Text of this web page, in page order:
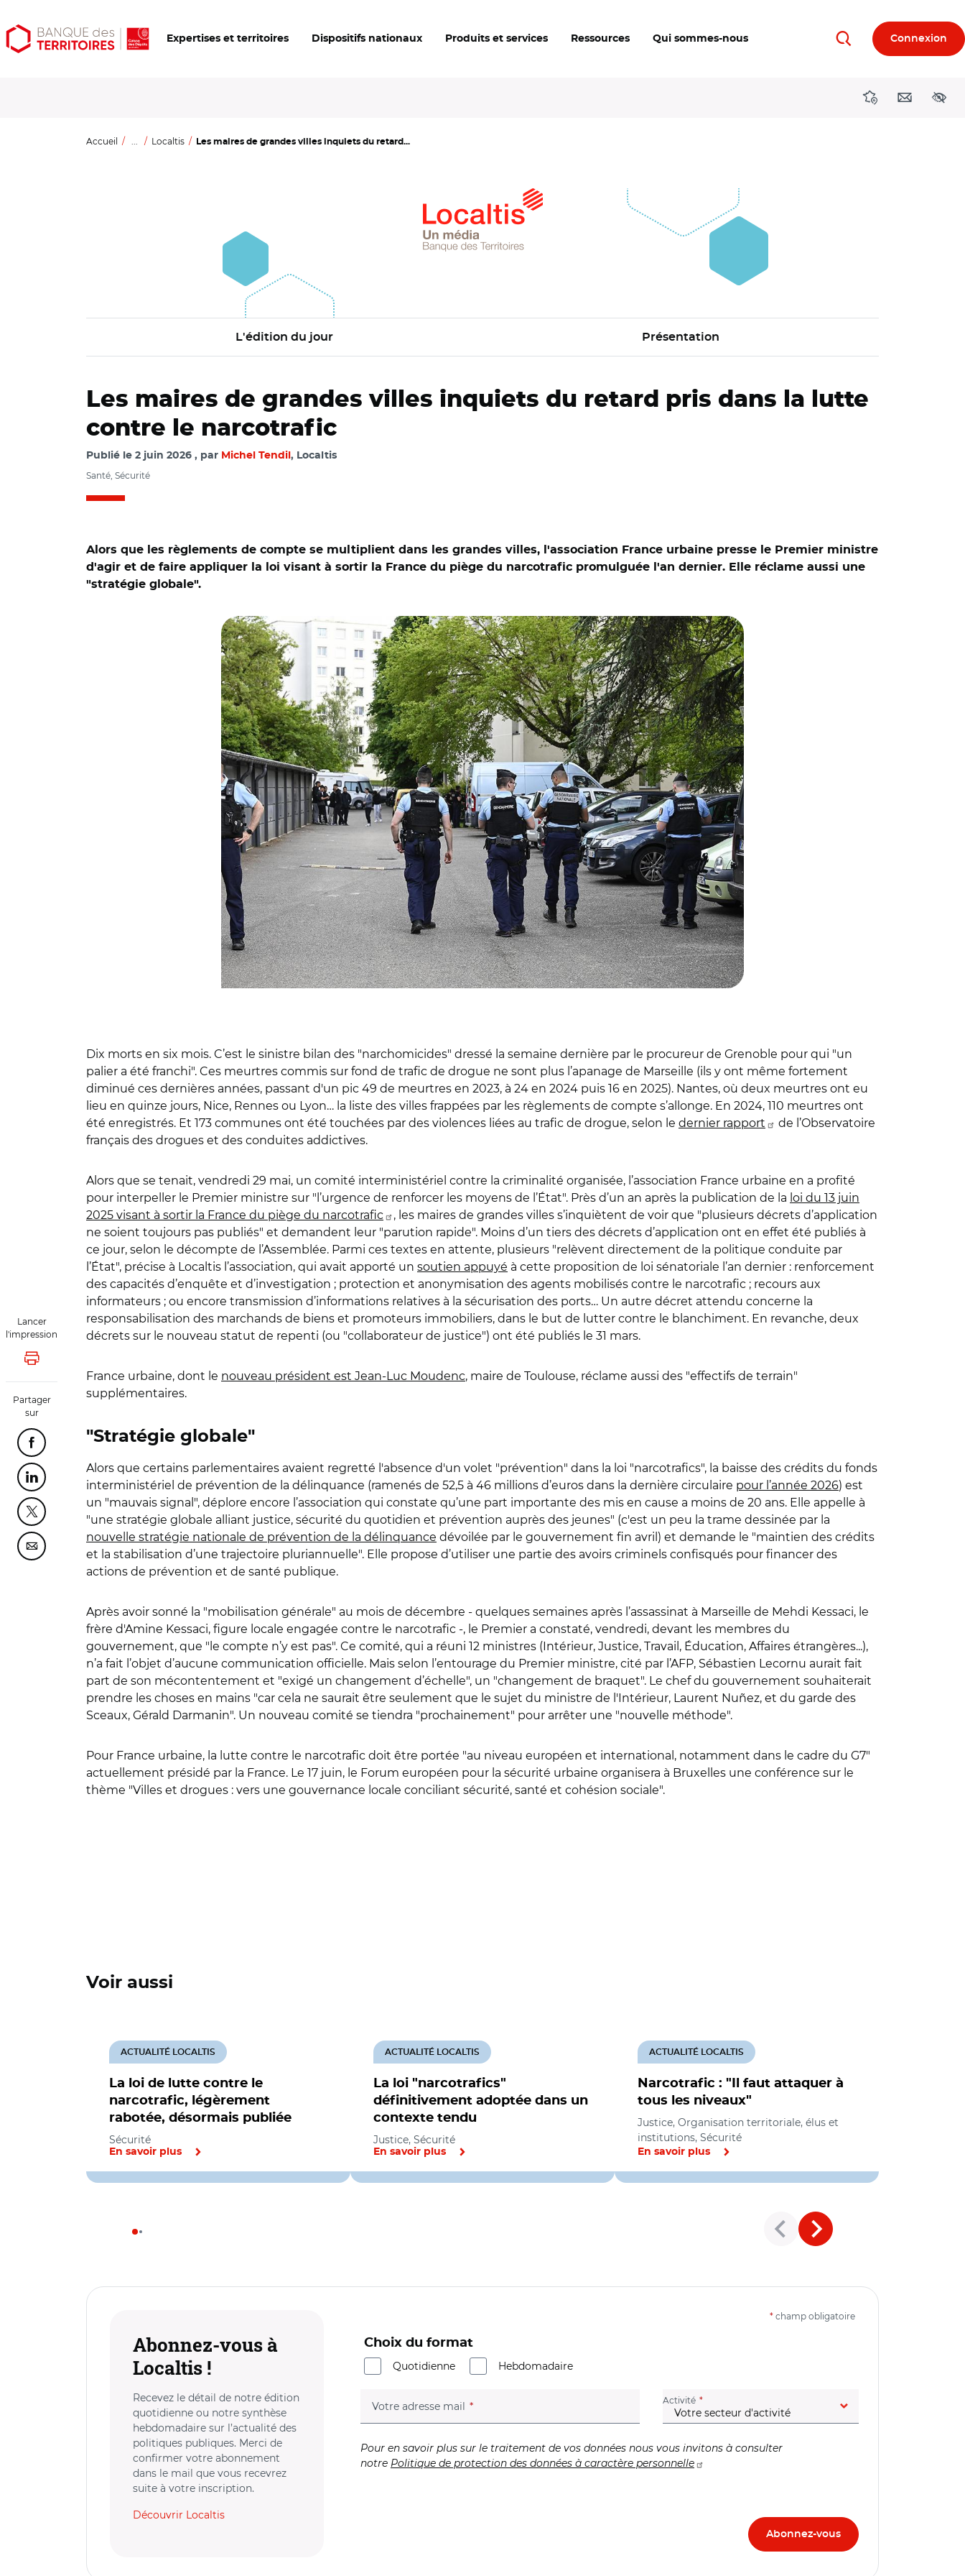
Aller
au
Aller
au
Ouvrir
les
Expertises et territoires Dispositifs nationaux Produits et services Ressources Qui sommes-nous RechercherConnexion
DirectionsContact
Accueil ... Localtis Les maires de grandes villes inquiets du retard...
L'édition du jour Présentation
Lancer
l'impression
Lancer l'impression
Partager
sur
Partager cette page sur Facebook
Partager cette page sur Linkedin
Partager cette page sur Twitter
Partager cette page sur Courriel
Les maires de grandes villes inquiets du retard pris dans la lutte
contre le narcotrafic
Publié le 2 juin 2026 par Michel Tendil , Localtis
Santé, Sécurité
Alors que les règlements de compte se multiplient dans les grandes villes, l'association France urbaine presse le Premier ministre
d'agir et de faire appliquer la loi visant à sortir la France du piège du narcotrafic promulguée l'an dernier. Elle réclame aussi une
"stratégie globale".
Dix morts en six mois. C’est le sinistre bilan des "narchomicides" dressé la semaine dernière par le procureur de Grenoble pour qui "un
palier a été franchi". Ces meurtres commis sur fond de trafic de drogue ne sont plus l’apanage de Marseille (ils y ont même fortement
diminué ces dernières années, passant d'un pic 49 de meurtres en 2023, à 24 en 2024 puis 16 en 2025). Nantes, où deux meurtres ont eu
lieu en quinze jours, Nice, Rennes ou Lyon… la liste des villes frappées par les règlements de compte s’allonge. En 2024, 110 meurtres ont
été enregistrés. Et 173 communes ont été touchées par des violences liées au trafic de drogue, selon le dernier rapport
de l’Observatoire
français des drogues et des conduites addictives.
Alors que se tenait, vendredi 29 mai, un comité interministériel contre la criminalité organisée, l’association France urbaine en a profité
pour interpeller le Premier ministre sur "l’urgence de renforcer les moyens de l’État". Près d’un an après la publication de la loi du 13 juin
2025 visant à sortir la France du piège du narcotrafic
, les maires de grandes villes s’inquiètent de voir que "plusieurs décrets d’application
ne soient toujours pas publiés" et demandent leur "parution rapide". Moins d’un tiers des décrets d’application ont en effet été publiés à
ce jour, selon le décompte de l’Assemblée. Parmi ces textes en attente, plusieurs "relèvent directement de la politique conduite par
l’État", précise à Localtis l’association, qui avait apporté un soutien appuyé à cette proposition de loi sénatoriale l’an dernier : renforcement
des capacités d’enquête et d’investigation ; protection et anonymisation des agents mobilisés contre le narcotrafic ; recours aux
informateurs ; ou encore transmission d’informations relatives à la sécurisation des ports… Un autre décret attendu concerne la
responsabilisation des marchands de biens et promoteurs immobiliers, dans le but de lutter contre le blanchiment. En revanche, deux
décrets sur le nouveau statut de repenti (ou "collaborateur de justice") ont été publiés le 31 mars.
France urbaine, dont le nouveau président est Jean-Luc Moudenc, maire de Toulouse, réclame aussi des "effectifs de terrain"
supplémentaires.
"Stratégie globale"
Alors que certains parlementaires avaient regretté l'absence d'un volet "prévention" dans la loi "narcotrafics", la baisse des crédits du fonds
interministériel de prévention de la délinquance (ramenés de 52,5 à 46 millions d’euros dans la dernière circulaire pour l’année 2026) est
un "mauvais signal", déplore encore l’association qui constate qu’une part importante des mis en cause a moins de 20 ans. Elle appelle à
"une stratégie globale alliant justice, sécurité du quotidien et prévention auprès des jeunes" (c'est un peu la trame dessinée par la
nouvelle stratégie nationale de prévention de la délinquance dévoilée par le gouvernement fin avril) et demande le "maintien des crédits
et la stabilisation d’une trajectoire pluriannuelle". Elle propose d’utiliser une partie des avoirs criminels confisqués pour financer des
actions de prévention et de santé publique.
Après avoir sonné la "mobilisation générale" au mois de décembre - quelques semaines après l’assassinat à Marseille de Mehdi Kessaci, le
frère d'Amine Kessaci, figure locale engagée contre le narcotrafic -, le Premier a constaté, vendredi, devant les membres du
gouvernement, que "le compte n’y est pas". Ce comité, qui a réuni 12 ministres (Intérieur, Justice, Travail, Éducation, Affaires étrangères...),
n’a fait l’objet d’aucune communication officielle. Mais selon l’entourage du Premier ministre, cité par l’AFP, Sébastien Lecornu aurait fait
part de son mécontentement et "exigé un changement d’échelle", un "changement de braquet". Le chef du gouvernement souhaiterait
prendre les choses en mains "car cela ne saurait être seulement que le sujet du ministre de l'Intérieur, Laurent Nuñez, et du garde des
Sceaux, Gérald Darmanin". Un nouveau comité se tiendra "prochainement" pour arrêter une "nouvelle méthode".
Pour France urbaine, la lutte contre le narcotrafic doit être portée "au niveau européen et international, notamment dans le cadre du G7"
actuellement présidé par la France. Le 17 juin, le Forum européen pour la sécurité urbaine organisera à Bruxelles une conférence sur le
thème "Villes et drogues : vers une gouvernance locale conciliant sécurité, santé et cohésion sociale".
Voir aussi
La loi de lutte contre le
narcotrafic, légèrement
rabotée, désormais publiée
ACTUALITÉ LOCALTIS
Sécurité
En savoir plus
La loi "narcotrafics"
définitivement adoptée dans un
contexte tendu
ACTUALITÉ LOCALTIS
Justice, Sécurité
En savoir plus
Narcotrafic : "Il faut attaquer à
tous les niveaux"
ACTUALITÉ LOCALTIS
Justice, Organisation territoriale, élus et
institutions, Sécurité
En savoir plus
Abonnez-vous à
Localtis !
Recevez le détail de notre édition
quotidienne ou notre synthèse
hebdomadaire sur l’actualité des
politiques publiques. Merci de
confirmer votre abonnement
dans le mail que vous recevrez
suite à votre inscription.
Découvrir Localtis
* champ obligatoire
Choix du format
Quotidienne
Hebdomadaire
Votre adresse mail (champ obligatoire) Activité (champ obligatoire)
Pour en savoir plus sur le traitement de vos données nous vous invitons à consulter
notre Politique de protection des données à caractère personnelle